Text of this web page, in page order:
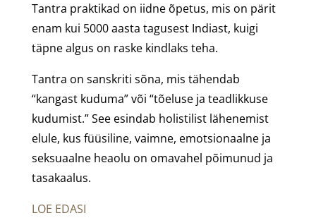
Tantra praktikad on iidne õpetus, mis on pärit
enam kui 5000 aasta tagusest Indiast, kuigi
täpne algus on raske kindlaks teha.
Tantra on sanskriti sõna, mis tähendab
“kangast kuduma” või “tõeluse ja teadlikkuse
kudumist.” See esindab holistilist lähenemist
elule, kus füüsiline, vaimne, emotsionaalne ja
seksuaalne heaolu on omavahel põimunud ja
tasakaalus.
LOE EDASI